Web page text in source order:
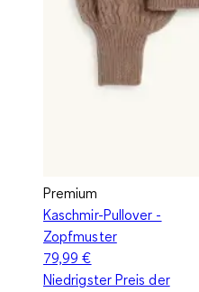
Premium
Kaschmir-Pullover -
Zopfmuster
79,99 €
Niedrigster Preis der